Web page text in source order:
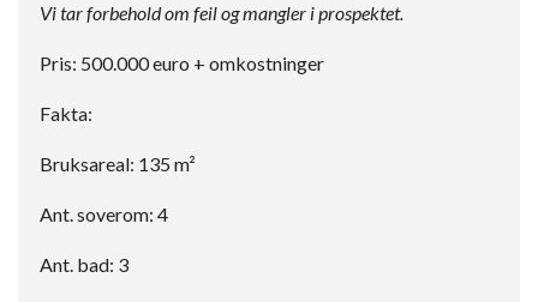
Vi tar forbehold om feil og mangler i prospektet.
Pris: 500.000 euro + omkostninger
Fakta:
Bruksareal: 135 m²
Ant. soverom: 4
Ant. bad: 3